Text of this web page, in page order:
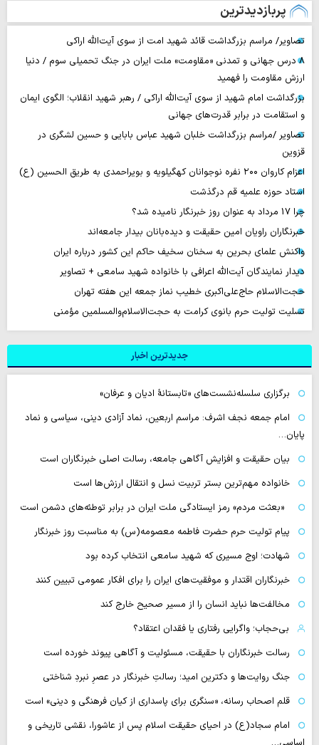
پربازدیدترین
تصاویر/ مراسم بزرگداشت قائد شهید امت از سوی آیت‌الله اراکی
۸ درس جهانی و تمدنی «مقاومت» ملت ایران در جنگ تحمیلی سوم / دنیا
ارزش مقاومت را فهمید
بزرگداشت امام شهید از سوی آیت‌الله اراکی / رهبر شهید انقلاب؛ الگوی ایمان
و استقامت در برابر قدرت‌های جهانی
تصاویر /مراسم بزرگداشت خلبان شهید عباس بابایی و حسین لشگری در
قزوین
اعزام کاروان ۲۰۰ نفره نوجوانان کهگیلویه و بویراحمدی به طریق الحسین (ع)
استاد حوزه علمیه قم درگذشت
چرا 17 مرداد به عنوان روز خبرنگار نامیده شد؟
خبرنگاران راویان امین حقیقت و دیده‌بانان بیدار جامعه‌اند
واکنش علمای بحرین به سخنان سخیف حاکم این کشور درباره ایران
دیدار نمایندگان آیت‌الله اعرافی با خانواده شهید سامعی + تصاویر
حجت‌الاسلام حاج‌علی‌اکبری خطیب نماز جمعه این هفته تهران
تسلیت تولیت حرم بانوی کرامت به حجت‌الاسلام‌والمسلمین مؤمنی
جدیدترین اخبار
برگزاری سلسله‌نشست‌های «تابستانهٔ ادیان و عرفان»
امام جمعه نجف اشرف: مراسم اربعین، نماد آزادی دینی، سیاسی و نماد
پایان…
بیان حقیقت و افزایش آگاهی جامعه، رسالت اصلی خبرنگاران است
خانواده مهم‌ترین بستر تربیت نسل و انتقال ارزش‌ها است
«بعثت مردم» رمز ایستادگی ملت ایران در برابر توطئه‌های دشمن است
پیام تولیت حرم حضرت فاطمه معصومه(س) به مناسبت روز خبرنگار
شهادت؛ اوج مسیری که شهید سامعی انتخاب کرده بود
خبرنگاران اقتدار و موفقیت‌های ایران را برای افکار عمومی تبیین کنند
مخالفت‌ها نباید انسان را از مسیر صحیح خارج کند
بی‌حجاب؛ واگرایی رفتاری یا فقدان اعتقاد؟
رسالت خبرنگاران با حقیقت، مسئولیت و آگاهی پیوند خورده است
جنگ روایت‌ها و دکترین امید؛ رسالتِ خبرنگار در عصرِ نبردِ شناختی
قلم اصحاب رسانه، «سنگری برای پاسداری از کیان فرهنگی و دینی» است
امام سجاد(ع) در احیای حقیقت اسلام پس از عاشورا، نقشی تاریخی و